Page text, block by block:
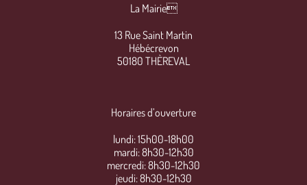
La Mairie
13 Rue Saint Martin
Hébécrevon
50180 THÈREVAL
Horaires d’ouverture
lundi: 15h00-18h00
mardi: 8h30-12h30
mercredi: 8h30-12h30
jeudi: 8h30-12h30